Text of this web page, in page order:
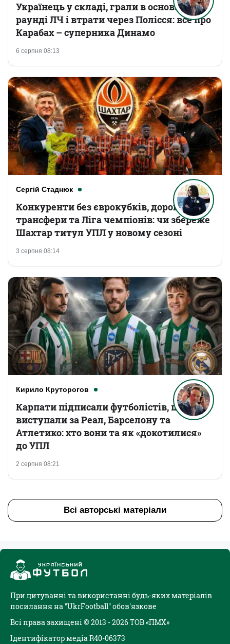
6 серпня 08:13
Українець у складі, грали в основному
раунді ЛЧ і втрати через Полісся: все про
Карабах – суперника Динамо
Сергій Стаднюк
3 серпня 08:14
Конкуренти без єврокубків, дорогі
трансфери та Ліга чемпіонів: чи збереже
Шахтар титул УПЛ у новому сезоні
Кирило Круторогов
2 серпня 08:21
Карпати підписали футболістів, що
виступали за Реал, Барселону та
Атлетико: хто вони та як «докотилися»
до УПЛ
Всі авторські матеріали
При цитуванні та використанні будь-яких матеріалів
посилання на "UkrFootball" обов'язкове
Всі права захищені © 2013 - 2026 ТОВ «ПМХ»
Ідентифікатор медіа R40-06373